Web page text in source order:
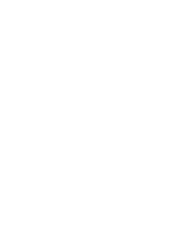
UAB „Consilium
neteisėtą Go3
LRTK vykdė